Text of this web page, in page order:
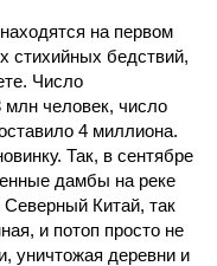
на первом
стихийных бедствий,
Число
млн человек, число
4 миллиона.
Так, в сентябре
дамбы на реке
Китай, так
и потоп просто не
уничтожая деревни и